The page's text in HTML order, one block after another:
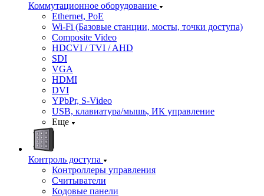
Коммутационное оборудование
Ethernet, PoE
Wi-Fi (Базовые станции, мосты, точки доступа)
Composite Video
HDCVI / TVI / AHD
SDI
VGA
HDMI
DVI
YPbPr, S-Video
USB, клавиатура/мышь, ИК управление
Еще
Контроль доступа
Контроллеры управления
Считыватели
Кодовые панели